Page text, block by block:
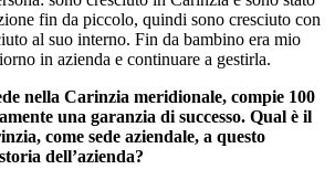
fin da piccolo, quindi sono cresciuto con
al suo interno. Fin da bambino era mio
in azienda e continuare a gestirla.
nella Carinzia meridionale, compie 100
una garanzia di successo. Qual è il
come sede aziendale, a questo
dell’azienda?